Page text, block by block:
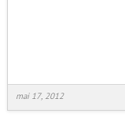
mai 17, 2012